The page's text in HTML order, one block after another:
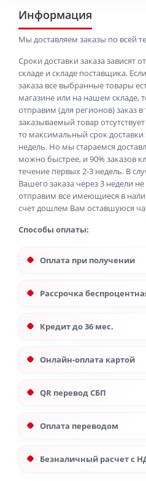
Информация
Мы доставляем заказы по всей
Сроки доставки заказа зависят
складе и складе поставщика.
заказа все выбранные товары
магазине или на нашем складе,
отправим (для регионов) заказ в
заказываемый товар
то максимальный срок доставки
недель. Но мы стараемся
можно быстрее, и 90% заказов
течение первых 2-3 недель. В
Вашего заказа через 3 недели
отправим все имеющиеся в
счет дошлем Вам оставшуюся
Способы оплаты:
Оплата при получении
Рассрочка
Кредит до 36 мес.
Онлайн-оплата картой
QR перевод СБП
Оплата переводом
Безналичный расчет с